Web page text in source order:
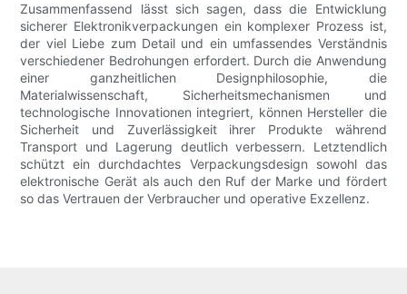
Zusammenfassend lässt sich sagen, dass die Entwicklung
sicherer Elektronikverpackungen ein komplexer Prozess ist,
der viel Liebe zum Detail und ein umfassendes Verständnis
verschiedener Bedrohungen erfordert. Durch die Anwendung
einer ganzheitlichen Designphilosophie, die
Materialwissenschaft, Sicherheitsmechanismen und
technologische Innovationen integriert, können Hersteller die
Sicherheit und Zuverlässigkeit ihrer Produkte während
Transport und Lagerung deutlich verbessern. Letztendlich
schützt ein durchdachtes Verpackungsdesign sowohl das
elektronische Gerät als auch den Ruf der Marke und fördert
so das Vertrauen der Verbraucher und operative Exzellenz.